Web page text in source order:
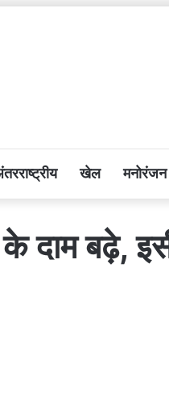
खेल मनोरंजन
दाम बढ़े,